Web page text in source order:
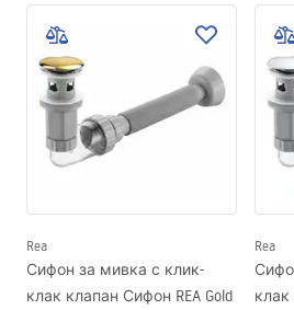
Rea
Сифон за мивка с клик-
клак клапан Сифон REA Gold
Rea
клак